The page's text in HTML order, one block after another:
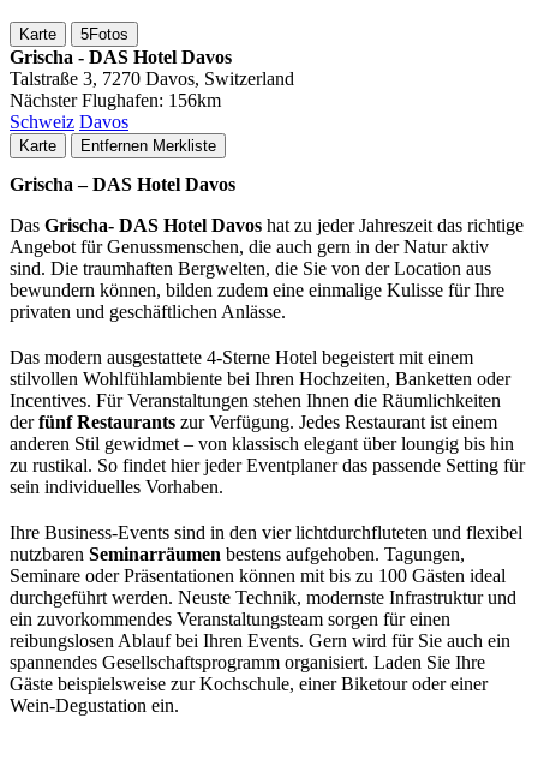
Karte 5Fotos
Grischa - DAS Hotel Davos
Talstraße 3, 7270 Davos, Switzerland
Nächster Flughafen: 156km
Schweiz Davos
Karte Entfernen Merkliste
Grischa – DAS Hotel Davos
Das Grischa- DAS Hotel Davos hat zu jeder Jahreszeit das richtige
Angebot für Genussmenschen, die auch gern in der Natur aktiv
sind. Die traumhaften Bergwelten, die Sie von der Location aus
bewundern können, bilden zudem eine einmalige Kulisse für Ihre
privaten und geschäftlichen Anlässe.
Das modern ausgestattete 4-Sterne Hotel begeistert mit einem
stilvollen Wohlfühlambiente bei Ihren Hochzeiten, Banketten oder
Incentives. Für Veranstaltungen stehen Ihnen die Räumlichkeiten
derfünf Restaurants zur Verfügung. Jedes Restaurant ist einem
anderen Stil gewidmet – von klassisch elegant über loungig bis hin
zu rustikal. So findet hier jeder Eventplaner das passende Setting für
sein individuelles Vorhaben.
Ihre Business-Events sind in den vier lichtdurchfluteten und flexibel
nutzbaren Seminarräumen bestens aufgehoben. Tagungen,
Seminare oder Präsentationen können mit bis zu 100 Gästen ideal
durchgeführt werden. Neuste Technik, modernste Infrastruktur und
ein zuvorkommendes Veranstaltungsteam sorgen für einen
reibungslosen Ablauf bei Ihren Events. Gern wird für Sie auch ein
spannendes Gesellschaftsprogramm organisiert. Laden Sie Ihre
Gäste beispielsweise zur Kochschule, einer Biketour oder einer
Wein-Degustation ein.